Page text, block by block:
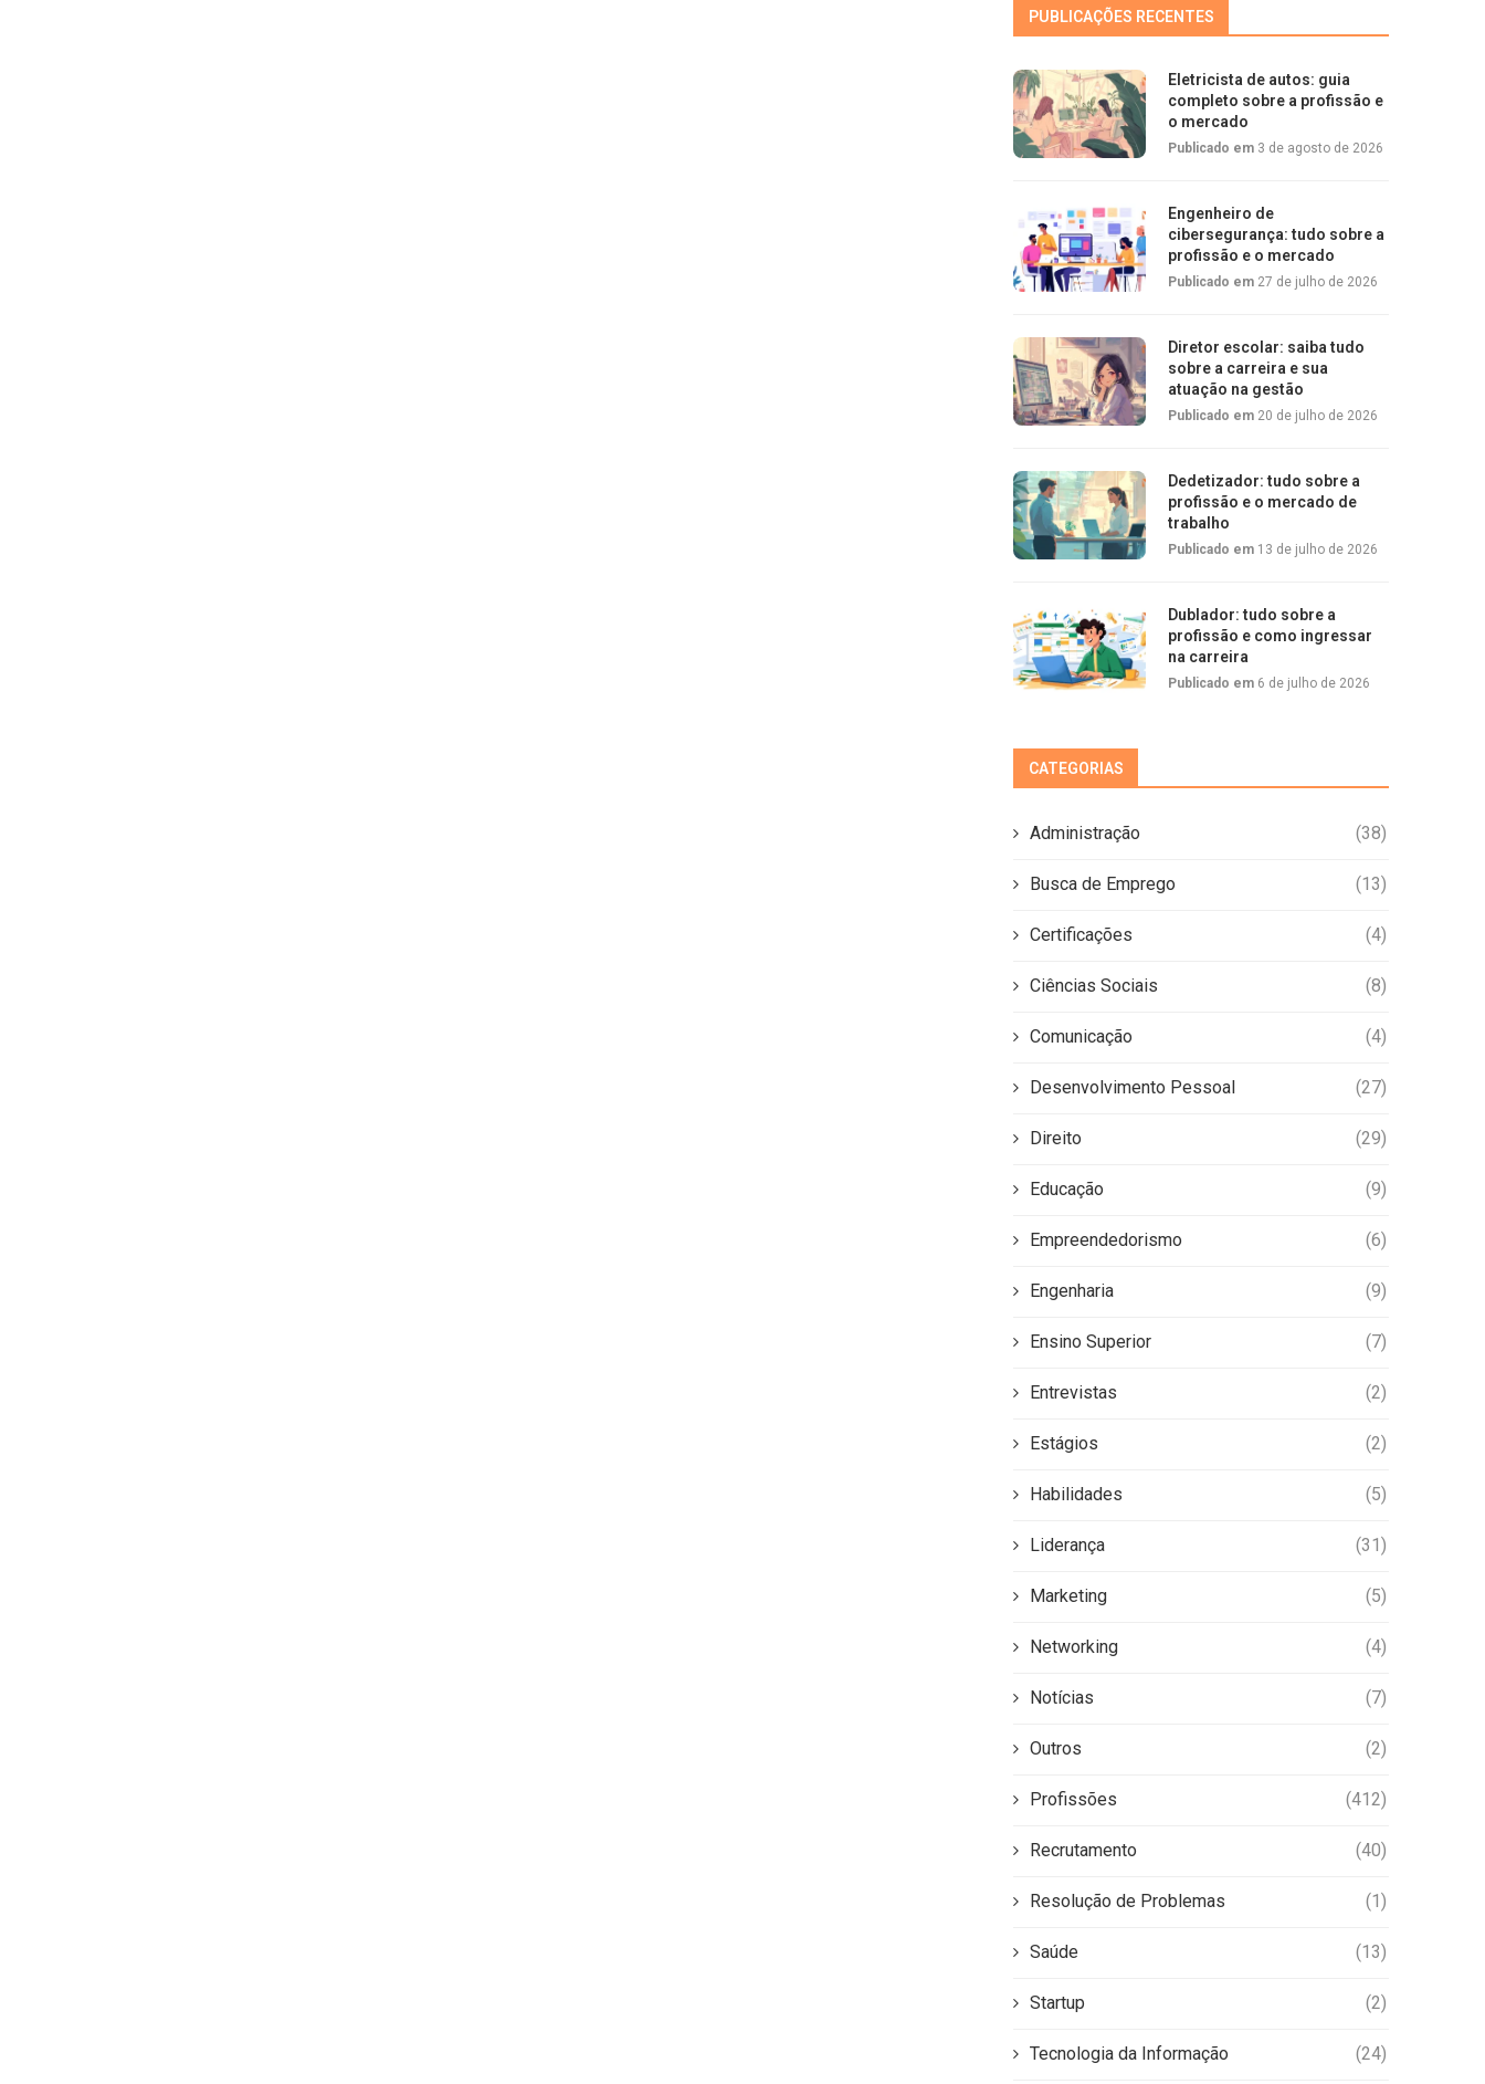
PUBLICAÇÕES RECENTES
Eletricista de autos: guia
completo sobre a profissão e
o mercado
Publicado em 3 de agosto de 2026
Engenheiro de
cibersegurança: tudo sobre a
profissão e o mercado
Publicado em 27 de julho de 2026
Diretor escolar: saiba tudo
sobre a carreira e sua
atuação na gestão
Publicado em 20 de julho de 2026
Dedetizador: tudo sobre a
profissão e o mercado de
trabalho
Publicado em 13 de julho de 2026
Dublador: tudo sobre a
profissão e como ingressar
na carreira
Publicado em 6 de julho de 2026
CATEGORIAS
Administração (38)
Busca de Emprego (13)
Certificações (4)
Ciências Sociais (8)
Comunicação (4)
Desenvolvimento Pessoal (27)
Direito (29)
Educação (9)
Empreendedorismo (6)
Engenharia (9)
Ensino Superior (7)
Entrevistas (2)
Estágios (2)
Habilidades (5)
Liderança (31)
Marketing (5)
Networking (4)
Notícias (7)
Outros (2)
Profissões (412)
Recrutamento (40)
Resolução de Problemas (1)
Saúde (13)
Startup (2)
Tecnologia da Informação (24)